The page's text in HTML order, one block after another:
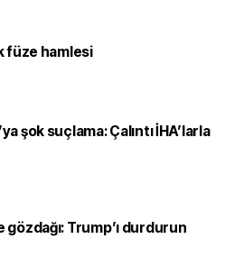
füze hamlesi
şok suçlama: Çalıntı İHA’larla
gözdağı: Trump’ı durdurun